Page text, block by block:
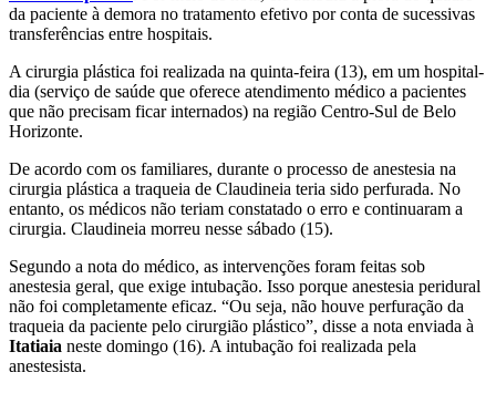
da paciente à demora no tratamento efetivo por conta de sucessivas
transferências entre hospitais.
A cirurgia plástica foi realizada na quinta-feira (13), em um hospital-
dia (serviço de saúde que oferece atendimento médico a pacientes
que não precisam ficar internados) na região Centro-Sul de Belo
Horizonte.
De acordo com os familiares, durante o processo de anestesia na
cirurgia plástica a traqueia de Claudineia teria sido perfurada. No
entanto, os médicos não teriam constatado o erro e continuaram a
cirurgia. Claudineia morreu nesse sábado (15).
Segundo a nota do médico, as intervenções foram feitas sob
anestesia geral, que exige intubação. Isso porque anestesia peridural
não foi completamente eficaz. “Ou seja, não houve perfuração da
traqueia da paciente pelo cirurgião plástico”, disse a nota enviada à
Itatiaia neste domingo (16). A intubação foi realizada pela
anestesista.